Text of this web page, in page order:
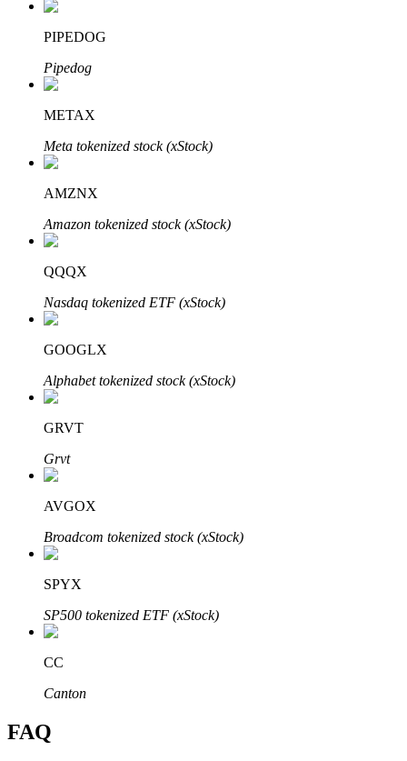
Auto Invest
Grijp langetermijnwinst en flexibele belangen
Leer staken
Meer informatie over het verdienen van passief inkomen
Bitrue-partners
Bitrue Affiliates
Tot 65% commissies!
PIPEDOG
Pipedog
METAX
Meta tokenized stock (xStock)
AMZNX
Amazon tokenized stock (xStock)
QQQX
Nasdaq tokenized ETF (xStock)
GOOGLX
Alphabet tokenized stock (xStock)
GRVT
Grvt
AVGOX
Broadcom tokenized stock (xStock)
SPYX
SP500 tokenized ETF (xStock)
CC
Canton
FAQ